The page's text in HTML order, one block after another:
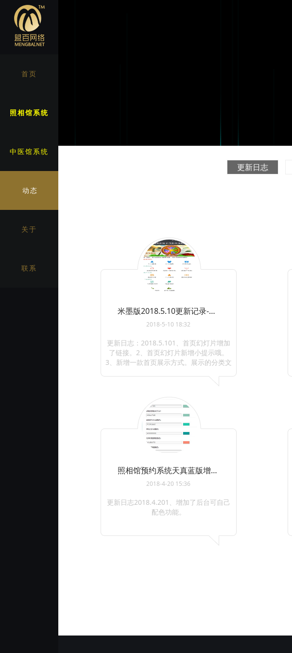
首页
照相馆系统
中医馆系统
动态
关于
联系
更新日志
米墨版2018.5.10更新记录-照相管ERP预约系统
2018-5-10 18:32
更新日志：2018.5.101、首页幻灯片增加
了链接。2、首页幻灯片新增小提示哦。
3、新增一款首页展示方式。展示的分类文
照相馆预约系统天真蓝版增加了后台可自己配能色.
2018-4-20 15:36
更新日志2018.4.201、增加了后台可自己
配色功能。